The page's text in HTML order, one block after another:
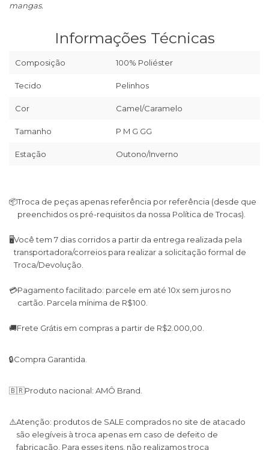
mangas.
Informações Técnicas
Composição 100% Poliéster
Tecido Pelinhos
Cor Camel/Caramelo
Tamanho P M G GG
Estação Outono/Inverno
📦Troca de peças apenas referência por referência (desde que
preenchidos os pré-requisitos da nossa Política de Trocas).
🖥Você tem 7 dias corridos a partir da entrega realizada pela
transportadora/correios para realizar a solicitação formal de
Troca/Devolução.
💳Pagamento facilitado: parcele em até 10x sem juros no
cartão. Parcela mínima de R$100.
🚚Frete Grátis em compras a partir de R$2.000,00.
🔒Compra Garantida.
🇧🇷Produto nacional: AMÔ Brand.
⚠️Atenção: produtos de SALE comprados no site de atacado
são elegíveis à troca apenas em caso de defeito de
fabricação. Para esses itens, não realizamos troca